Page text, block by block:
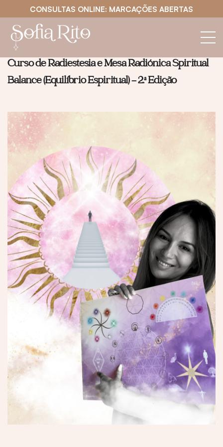
CONSULTAS ONLINE: MARCAÇÕES ABERTAS
Curso de Radiestesia e Mesa Radiónica Spiritual
Balance (Equilíbrio Espiritual) – 2.ª Edição